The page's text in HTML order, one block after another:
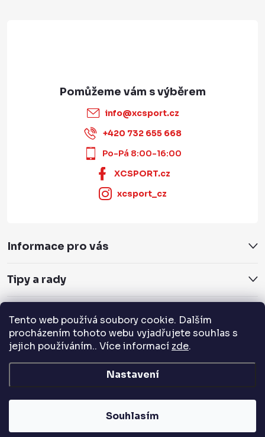
Tento web používá soubory cookie. Dalším
procházením tohoto webu vyjadřujete souhlas s
jejich používáním.. Více informací zde.
Nastavení
Souhlasím
info@xcsport.cz
+420 732 655 668
Po-Pá 8:00-16:00
XCSPORT.cz
xcsport_cz
Informace pro vás
Tipy a rady
Servis a služby
Přijímáme online platby